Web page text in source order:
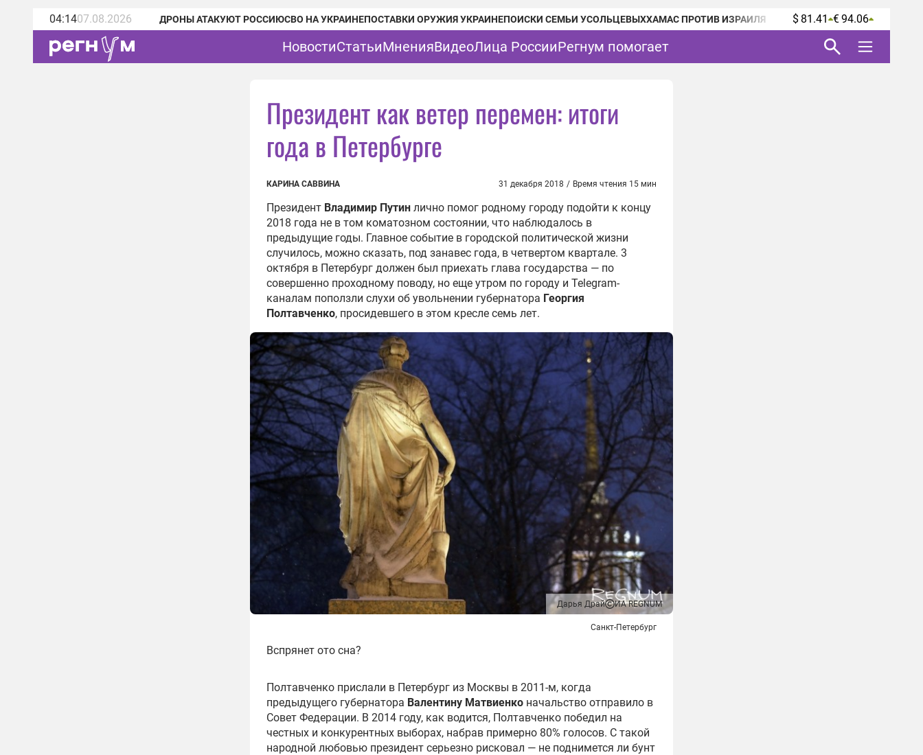
04:1407.08.2026 ДРОНЫ АТАКУЮТ РОССИЮСВО НА УКРАИНЕПОСТАВКИ ОРУЖИЯ УКРАИНЕПОИСКИ СЕМЬИ УСОЛЬЦЕВЫХХАМАС ПРОТИВ ИЗРАИЛЯ $ 81.41 € 94.06
НовостиСтатьиМненияВидеоЛица РоссииРегнум помогает
Президент как ветер перемен: итоги
года в Петербурге
КАРИНА САВВИНА 31 декабря 2018 / Время чтения 15 мин
Президент Владимир Путин лично помог родному городу подойти к концу
2018 года не в том коматозном состоянии, что наблюдалось в
предыдущие годы. Главное событие в городской политической жизни
случилось, можно сказать, под занавес года, в четвертом квартале. 3
октября в Петербург должен был приехать глава государства — по
совершенно проходному поводу, но еще утром по городу и Telegram-
каналам поползли слухи об увольнении губернатора Георгия
Полтавченко, просидевшего в этом кресле семь лет.
Дарья Драй ИА REGNUM
Санкт-Петербург
Вспрянет ото сна?
Полтавченко прислали в Петербург из Москвы в 2011-м, когда
предыдущего губернатора Валентину Матвиенко начальство отправило в
Совет Федерации. В 2014 году, как водится, Полтавченко победил на
честных и конкурентных выборах, набрав примерно 80% голосов. С такой
народной любовью президент серьезно рисковал — не поднимется ли бунт